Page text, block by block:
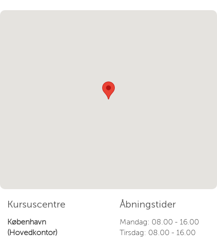
Kursuscentre
København
(Hovedkontor)
Åbningstider
Mandag: 08.00 - 16.00
Tirsdag: 08.00 - 16.00